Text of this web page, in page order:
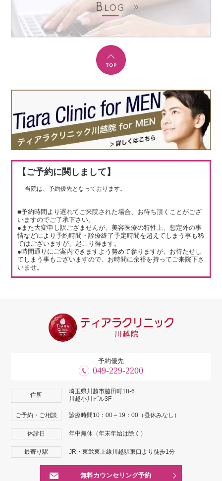
【ご予約に関しまして】
当院は、予約優先となっております。
■予約時間より遅れてご来院された場合、お待ち頂くことがござ
いますのでご了承下さい。
●また大変申し訳ござませんが、美容医療の特性上、想定外の事
情などにより予約時間・診療終了予定時間を超えてしまう事も稀
ではございますが、起こり得ます。
●時間通りにご案内できますよう努めて参りますが、お待たせし
てしまう事もございますので、お時間に余裕を持ってご来院下さ
いませ。
予約優先
049-229-2200
住所
埼玉県川越市脇田町18-6
川越小川ビル3F
ご予約・ご相談 診療時間10：00～19：00（昼休みなし）
休診日 年中無休（年末年始は除く）
最寄り駅 JR・東武東上線川越駅東口より徒歩1分
無料カウンセリング予約